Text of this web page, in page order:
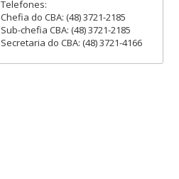
Telefones:
Chefia do CBA: (48) 3721-2185
Sub-chefia CBA: (48) 3721-2185
Secretaria do CBA: (48) 3721-4166